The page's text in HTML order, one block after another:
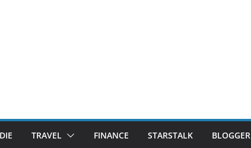
TRAVEL FINANCE STARSTALK BLOGGER